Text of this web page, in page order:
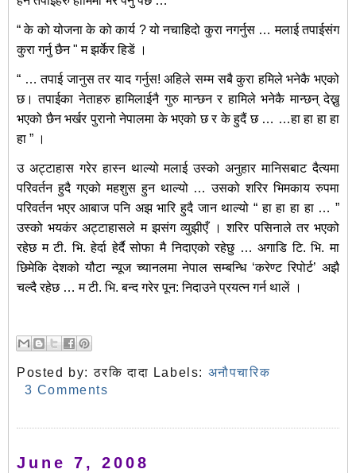
“ के को योजना के को कार्य ? यो नचाहिदो कुरा नगर्नुस … मलाई तपाईसंग
कुरा गर्नु छैन " म झर्केर हिडें ।
“ … तपाई जानुस तर याद गर्नुस! अहिले सम्म सबै कुरा हमिले भनेकै भएको
छ। तपाईका नेताहरु हामिलाईनै गुरु मान्छन र हामिले भनेकै मान्छन् देख्नु
भएको छैन भर्खर पुरानो नेपालमा के भएको छ र के हुदैं छ … …हा हा हा हा
हा ” ।
उ अट्टाहास गरेर हास्न थाल्यो मलाई उस्को अनुहार मानिसबाट दैत्यमा
परिवर्तन हुदै गएको महशुस हुन थाल्यो … उसको शरिर भिमकाय रुपमा
परिवर्तन भएर आबाज पनि अझ भारि हुदै जान थाल्यो “ हा हा हा हा … ”
उस्को भयकंर अट्टाहासले म झसंग व्युझीएँ । शरिर पसिनाले तर भएको
रहेछ म टी. भि. हेर्दा हेर्दै सोफा मै निदाएको रहेछु … अगाडि टि. भि. मा
छिमेकि देशको यौटा न्यूज च्यानलमा नेपाल सम्बन्धि ‘करेण्ट रिपोर्ट’ अझै
चल्दै रहेछ … म टी. भि. बन्द गरेर पून: निदाउने प्रयत्न गर्न थालें ।
Posted by:ठरकि दादा Labels: अनौपचारिक
3 Comments
June 7, 2008